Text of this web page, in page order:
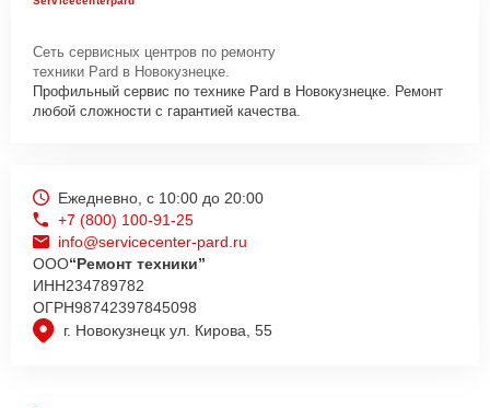
Сеть сервисных центров по ремонту
техники Pard в Новокузнецке.
Профильный сервис по технике Pard в Новокузнецке. Ремонт
любой сложности с гарантией качества.
г. Новокузнецк ул. Кирова, 55
Ежедневно, с 10:00 до 20:00
+7 (800) 100-91-25
info@servicecenter-pard.ru
ООО“Ремонт техники”
ИНН234789782
ОГРН98742397845098